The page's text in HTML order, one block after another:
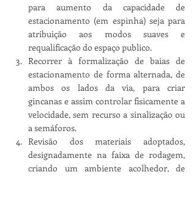
para aumento da capacidade de
estacionamento (em espinha) seja para
atribuição aos modos suaves e
requalificação do espaço publico.
Recorrer à formalização de baias de
estacionamento de forma alternada, de
ambos os lados da via, para criar
gincanas e assim controlar fisicamente a
velocidade, sem recurso a sinalização ou
a semáforos.
Revisão dos materiais adoptados,
designadamente na faixa de rodagem,
criando um ambiente acolhedor, de